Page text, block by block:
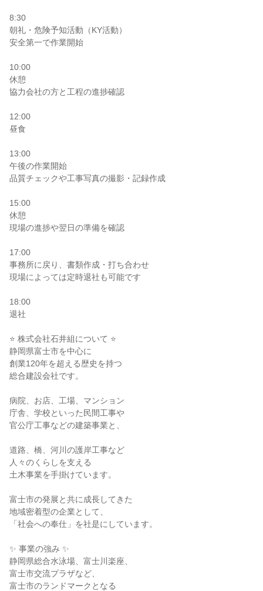
8:30
朝礼・危険予知活動（KY活動）
安全第一で作業開始
10:00
休憩
協力会社の方と工程の進捗確認
12:00
昼食
13:00
午後の作業開始
品質チェックや工事写真の撮影・記録作成
15:00
休憩
現場の進捗や翌日の準備を確認
17:00
事務所に戻り、書類作成・打ち合わせ
現場によっては定時退社も可能です
18:00
退社
⭐ 株式会社石井組について ⭐
静岡県富士市を中心に
創業120年を超える歴史を持つ
総合建設会社です。
病院、お店、工場、マンション
庁舎、学校といった民間工事や
官公庁工事などの建築事業と、
道路、橋、河川の護岸工事など
人々のくらしを支える
土木事業を手掛けています。
富士市の発展と共に成長してきた
地域密着型の企業として、
「社会への奉仕」を社是にしています。
✨ 事業の強み ✨
静岡県総合水泳場、富士川楽座、
富士市交流プラザなど、
富士市のランドマークとなる